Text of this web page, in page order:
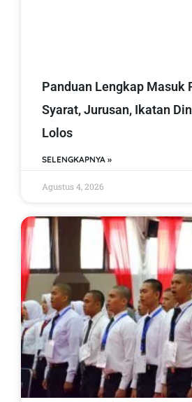
Panduan Lengkap Masuk
Syarat, Jurusan, Ikatan
Lolos
SELENGKAPNYA »
Agustus 4, 2026